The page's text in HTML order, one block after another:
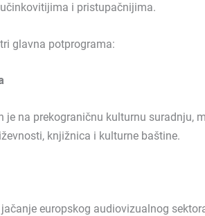
i pristupačnijima.
glavna potprograma:
je na prekograničnu kulturnu suradnju,
knjižnica i kulturne baštine.
europskog audiovizualnog